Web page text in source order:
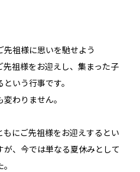
先祖様に思いを馳せよう
祖様をお迎えし、集まった子
いう行事です。
わりません。
にご先祖様をお迎えするとい
、今では単なる夏休みとして